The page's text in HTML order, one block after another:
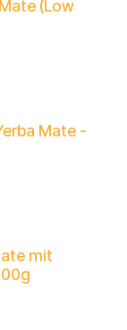
(Low
Mate -
mit